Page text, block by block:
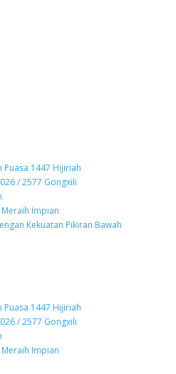
Puasa 1447 Hijiriah
/ 2577 Gongxili
Impian
Kekuatan Pikiran Bawah
Puasa 1447 Hijiriah
/ 2577 Gongxili
Impian